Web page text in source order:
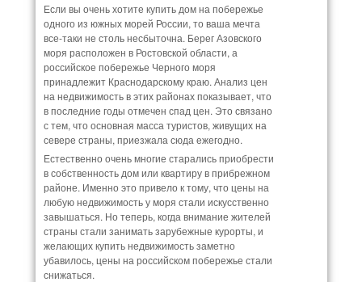
Если вы очень хотите купить дом на побережье
одного из южных морей России, то ваша мечта
все-таки не столь несбыточна. Берег Азовского
моря расположен в Ростовской области, а
российское побережье Черного моря
принадлежит Краснодарскому краю. Анализ цен
на недвижимость в этих районах показывает, что
в последние годы отмечен спад цен. Это связано
с тем, что основная масса туристов, живущих на
севере страны, приезжала сюда ежегодно.
Естественно очень многие старались приобрести
в собственность дом или квартиру в прибрежном
районе. Именно это привело к тому, что цены на
любую недвижимость у моря стали искусственно
завышаться. Но теперь, когда внимание жителей
страны стали занимать зарубежные курорты, и
желающих купить недвижимость заметно
убавилось, цены на российском побережье стали
снижаться.